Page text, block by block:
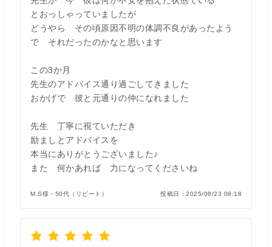
とおっしゃっていましたが
どうやら その頃原因不明の体調不良があったよう
で それだったのかなと思います
この3か月
先生のアドバイス通り過ごしてきました
おかげで 彼と元通りの仲になれました
先生 丁寧に視ていただき
励ましとアドバイスを
本当にありがとうございました♪
また 何かあれば 力になってくださいね
M.S様・50代（リピート） 投稿日： 2025/08/23 08:18